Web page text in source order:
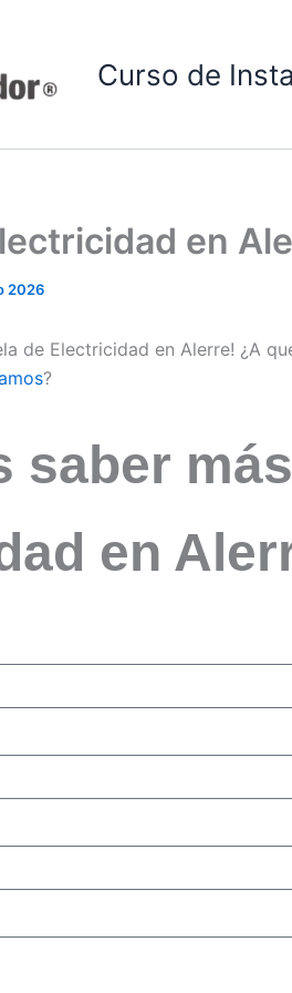
Curso de
en
2026
de Electricidad en Alerre! ¿A
?
saber
en